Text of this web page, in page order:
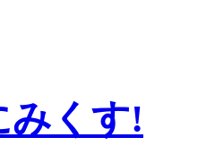
みくす!